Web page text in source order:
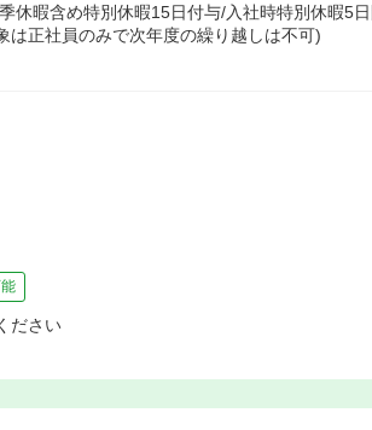
休暇含め特別休暇15日付与/入社時特別休暇5
は正社員のみで次年度の繰り越しは不可)
ださい